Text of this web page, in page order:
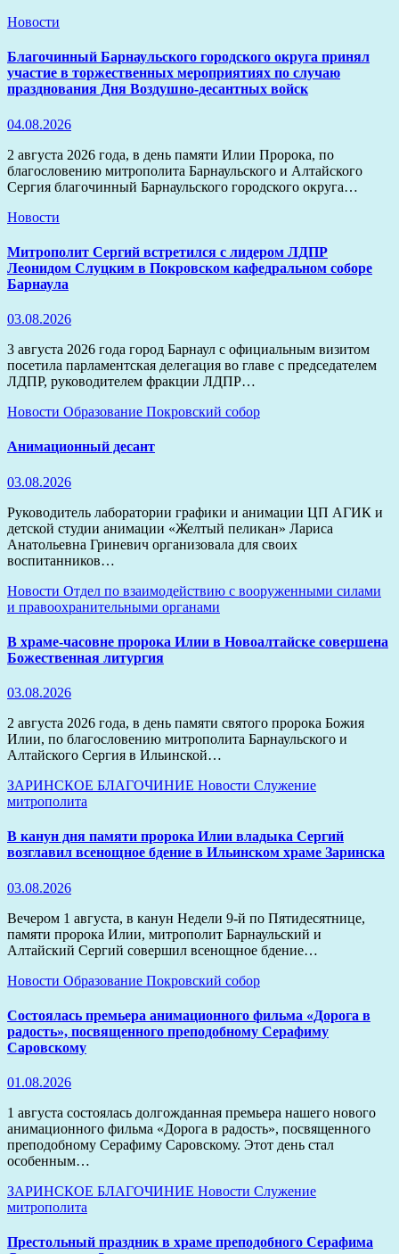
Новости
Благочинный Барнаульского городского округа принял
участие в торжественных мероприятиях по случаю
празднования Дня Воздушно-десантных войск
04.08.2026
2 августа 2026 года, в день памяти Илии Пророка, по
благословению митрополита Барнаульского и Алтайского
Сергия благочинный Барнаульского городского округа…
Новости
Митрополит Сергий встретился с лидером ЛДПР
Леонидом Слуцким в Покровском кафедральном соборе
Барнаула
03.08.2026
3 августа 2026 года город Барнаул с официальным визитом
посетила парламентская делегация во главе с председателем
ЛДПР, руководителем фракции ЛДПР…
Новости Образование Покровский собор
Анимационный десант
03.08.2026
Руководитель лаборатории графики и анимации ЦП АГИК и
детской студии анимации «Желтый пеликан» Лариса
Анатольевна Гриневич организовала для своих
воспитанников…
Новости Отдел по взаимодействию с вооруженными силами
и правоохранительными органами
В храме-часовне пророка Илии в Новоалтайске совершена
Божественная литургия
03.08.2026
2 августа 2026 года, в день памяти святого пророка Божия
Илии, по благословению митрополита Барнаульского и
Алтайского Сергия в Ильинской…
ЗАРИНСКОЕ БЛАГОЧИНИЕ Новости Служение
митрополита
В канун дня памяти пророка Илии владыка Сергий
возглавил всенощное бдение в Ильинском храме Заринска
03.08.2026
Вечером 1 августа, в канун Недели 9-й по Пятидесятнице,
памяти пророка Илии, митрополит Барнаульский и
Алтайский Сергий совершил всенощное бдение…
Новости Образование Покровский собор
Состоялась премьера анимационного фильма «Дорога в
радость», посвященного преподобному Серафиму
Саровскому
01.08.2026
1 августа состоялась долгожданная премьера нашего нового
анимационного фильма «Дорога в радость», посвященного
преподобному Серафиму Саровскому. Этот день стал
особенным…
ЗАРИНСКОЕ БЛАГОЧИНИЕ Новости Служение
митрополита
Престольный праздник в храме преподобного Серафима